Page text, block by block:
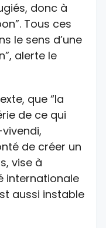
donc à
Tous ces
le sens d’une
alerte le
que “la
de ce qui
de créer un
vise à
internationale
aussi instable